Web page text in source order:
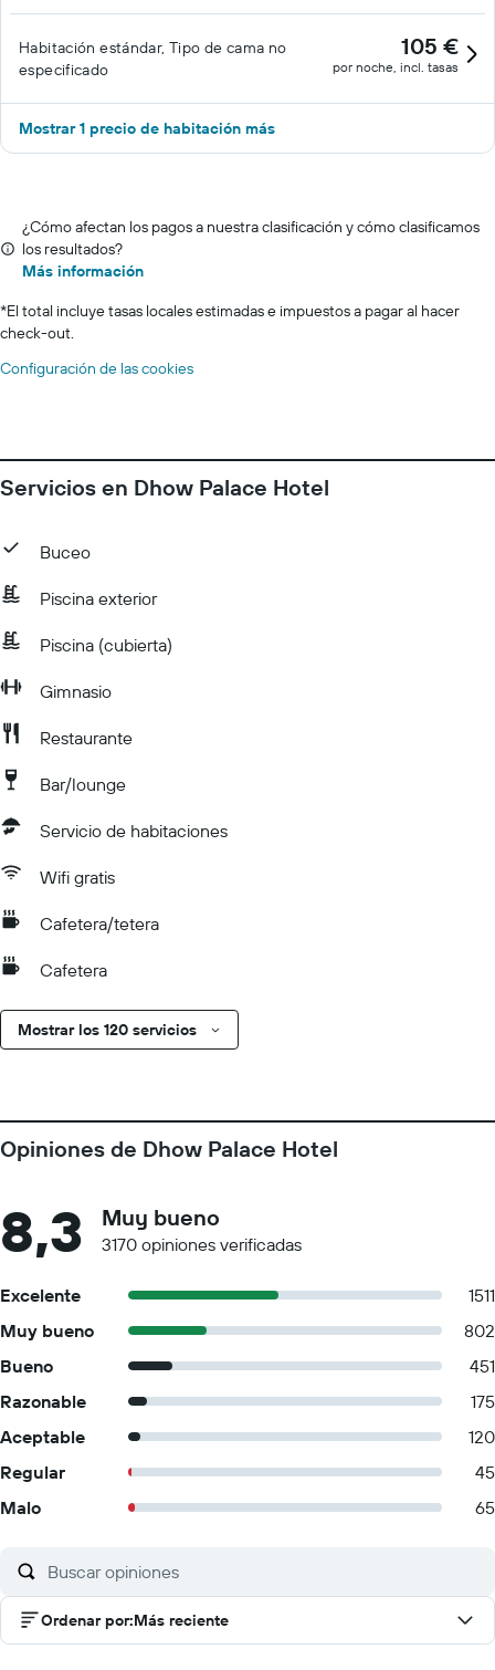
Habitación estándar, Tipo de cama no
especificado
105 €
por noche, incl. tasas
Mostrar 1 precio de habitación más
¿Cómo afectan los pagos a nuestra clasificación y cómo clasificamos
los resultados?
Más información
*El total incluye tasas locales estimadas e impuestos a pagar al hacer
check-out.
Configuración de las cookies
Servicios en Dhow Palace Hotel
Buceo
Piscina exterior
Piscina (cubierta)
Gimnasio
Restaurante
Bar/lounge
Servicio de habitaciones
Wifi gratis
Cafetera/tetera
Cafetera
Mostrar los 120 servicios
Opiniones de Dhow Palace Hotel
8,3 Muy bueno
3170 opiniones verificadas
Excelente
1511
Muy bueno
802
Bueno
451
Razonable
175
Aceptable
120
Regular
45
Malo
65
Ordenar por:Más reciente